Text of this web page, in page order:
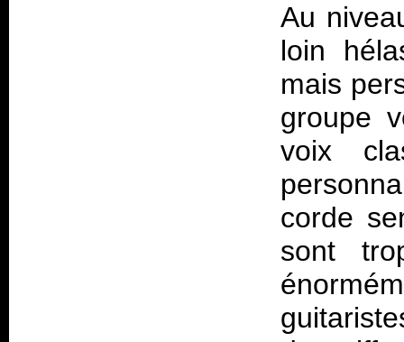
Au
loin
mais
groupe
voix
corde
sont